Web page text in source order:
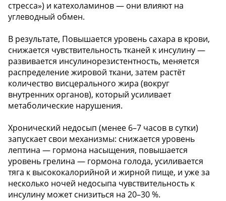
стресса») и катехоламинов — они влияют на
углеводный обмен.
В результате, Повышается уровень сахара в крови,
снижается чувствительность тканей к инсулину —
развивается инсулинорезистентность, меняется
распределение жировой ткани, затем растёт
количество висцерального жира (вокруг
внутренних органов), который усиливает
метаболические нарушения.
Хронический недосып (менее 6–7 часов в сутки)
запускает свои механизмы: снижается уровень
лептина — гормона насыщения, повышается
уровень грелина — гормона голода, усиливается
тяга к высококалорийной и жирной пище, и уже за
несколько ночей недосыпа чувствительность к
инсулину может снизиться на 20–30 %.